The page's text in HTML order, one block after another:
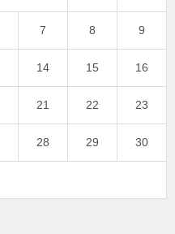
7 8 9
14 15 16
21 22 23
28 29 30